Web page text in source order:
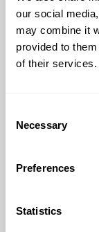
our social
may combine it
provided to
of their services.
Selection
Necessary
Preferences
Statistics
gamla
verkligheten.
reversibla –
lokalerna kan
– Hittills har vi
Lindström.
– Det är
gammalt hus